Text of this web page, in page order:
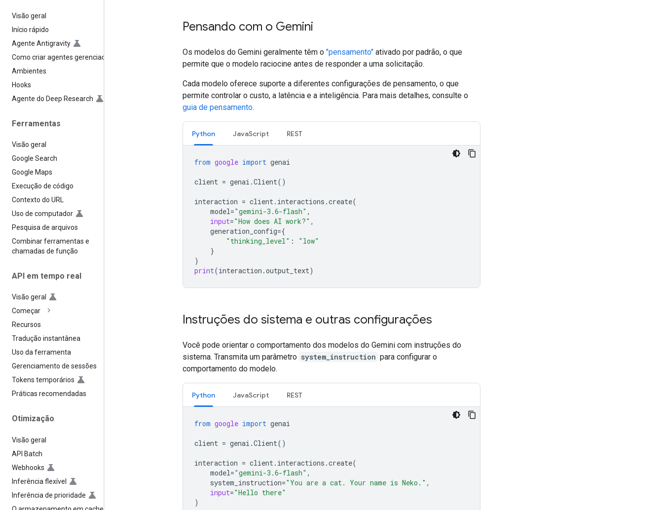
Visão geral
Início rápido
Agente Antigravity
Como criar agentes gerenciados
Ambientes
Hooks
Agente do Deep Research
Ferramentas
Visão geral
Google Search
Google Maps
Execução de código
Contexto do URL
Uso de computador
Pesquisa de arquivos
Combinar ferramentas e
chamadas de função
API em tempo real
Visão geral
Começar
Recursos
Tradução instantânea
Uso da ferramenta
Gerenciamento de sessões
Tokens temporários
Práticas recomendadas
Otimização
Visão geral
API Batch
Webhooks
Inferência flexível
Inferência de prioridade
Pensando com o Gemini
Os modelos do Gemini geralmente têm o "pensamento" ativado por padrão, o que
permite que o modelo raciocine antes de responder a uma solicitação.
Cada modelo oferece suporte a diferentes configurações de pensamento, o que
permite controlar o custo, a latência e a inteligência. Para mais detalhes, consulte o
guia de pensamento.
Python JavaScript REST
from google import genai
client = genai .Client()
interaction = client. interactions .create(
model="gemini-3.6-flash" ,
input="How does AI work?" ,
generation_config={
"thinking_level" :
"low"
}
)
print(interaction .output_text)
Instruções do sistema e outras configurações
Você pode orientar o comportamento dos modelos do Gemini com instruções do
sistema. Transmita um parâmetro system_instruction para configurar o
comportamento do modelo.
Python JavaScript REST
from google import genai
client = genai .Client()
interaction = client. interactions .create(
model="gemini-3.6-flash" ,
system_instruction="You are a cat. Your name is Neko." ,
input="Hello there"
)